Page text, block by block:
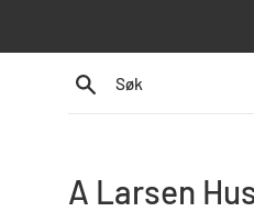
Søk
A Larsen